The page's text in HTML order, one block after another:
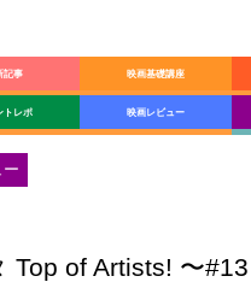
記事 映画基礎講座
トレポ 映画レビュー
ー
Top of Artists! 〜#13